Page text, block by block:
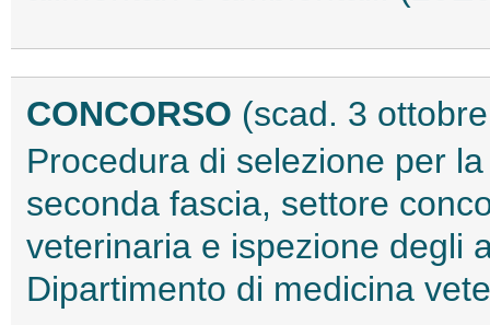
CONCORSO (scad. 3
Procedura di selezione per
seconda fascia, settore
veterinaria e ispezione degli
Dipartimento di medicina